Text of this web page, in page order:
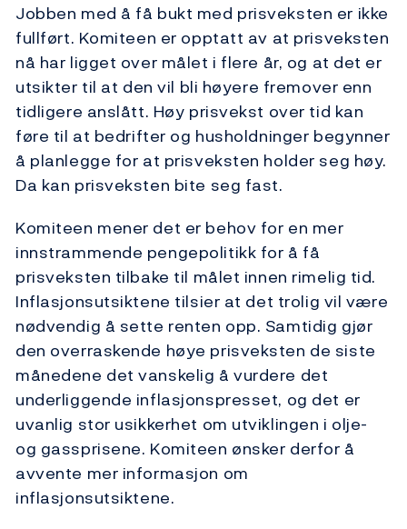
Jobben med å få bukt med prisveksten er ikke
fullført. Komiteen er opptatt av at prisveksten
nå har ligget over målet i flere år, og at det er
utsikter til at den vil bli høyere fremover enn
tidligere anslått. Høy prisvekst over tid kan
føre til at bedrifter og husholdninger begynner
å planlegge for at prisveksten holder seg høy.
Da kan prisveksten bite seg fast.
Komiteen mener det er behov for en mer
innstrammende pengepolitikk for å få
prisveksten tilbake til målet innen rimelig tid.
Inflasjonsutsiktene tilsier at det trolig vil være
nødvendig å sette renten opp. Samtidig gjør
den overraskende høye prisveksten de siste
månedene det vanskelig å vurdere det
underliggende inflasjonspresset, og det er
uvanlig stor usikkerhet om utviklingen i olje-
og gassprisene. Komiteen ønsker derfor å
avvente mer informasjon om
inflasjonsutsiktene.